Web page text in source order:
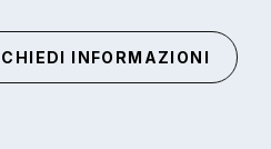
INFORMAZIONI